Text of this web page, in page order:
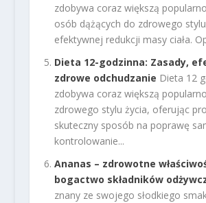
zdobywa coraz większą
osób dążących do zdrowego
efektywnej redukcji masy ciała.
Dieta 12-godzinna: Zasady,
zdrowe odchudzanie Dieta 12
zdobywa coraz większą
zdrowego stylu życia, oferując
skuteczny sposób na poprawę
kontrolowanie...
Ananas – zdrowotne
bogactwo składników
znany ze swojego słodkiego